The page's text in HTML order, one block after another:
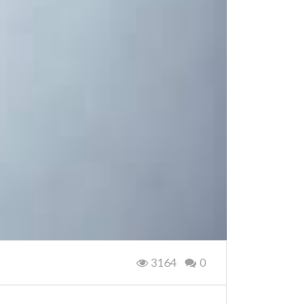
3164 0